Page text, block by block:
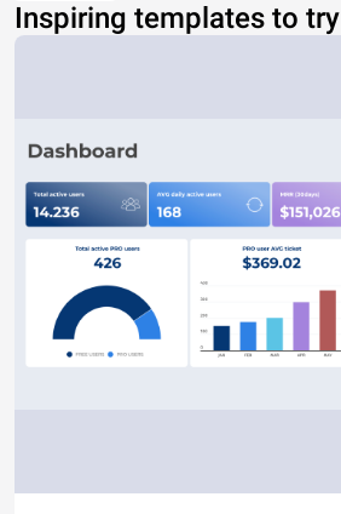
Inspiring templates to try